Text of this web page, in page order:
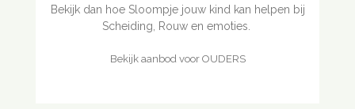
Bekijk dan hoe Sloompje jouw kind kan helpen bij
Scheiding, Rouw en emoties.
Bekijk aanbod voor OUDERS